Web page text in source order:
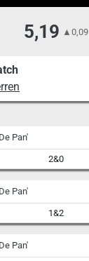
5,19 ▲ 0,09
Pan'
2&0
Pan'
1&2
Pan'